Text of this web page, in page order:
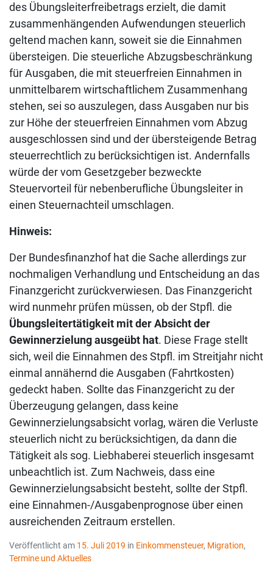
des Übungsleiterfreibetrags erzielt, die damit
zusammenhängenden Aufwendungen steuerlich
geltend machen kann, soweit sie die Einnahmen
übersteigen. Die steuerliche Abzugsbeschränkung
für Ausgaben, die mit steuerfreien Einnahmen in
unmittelbarem wirtschaftlichem Zusammenhang
stehen, sei so auszulegen, dass Ausgaben nur bis
zur Höhe der steuerfreien Einnahmen vom Abzug
ausgeschlossen sind und der übersteigende Betrag
steuerrechtlich zu berücksichtigen ist. Andernfalls
würde der vom Gesetzgeber bezweckte
Steuervorteil für nebenberufliche Übungsleiter in
einen Steuernachteil umschlagen.
Hinweis:
Der Bundesfinanzhof hat die Sache allerdings zur
nochmaligen Verhandlung und Entscheidung an das
Finanzgericht zurückverwiesen. Das Finanzgericht
wird nunmehr prüfen müssen, ob der Stpfl. die
Übungsleitertätigkeit mit der Absicht der
Gewinnerzielung ausgeübt hat. Diese Frage stellt
sich, weil die Einnahmen des Stpfl. im Streitjahr nicht
einmal annähernd die Ausgaben (Fahrtkosten)
gedeckt haben. Sollte das Finanzgericht zu der
Überzeugung gelangen, dass keine
Gewinnerzielungsabsicht vorlag, wären die Verluste
steuerlich nicht zu berücksichtigen, da dann die
Tätigkeit als sog. Liebhaberei steuerlich insgesamt
unbeachtlich ist. Zum Nachweis, dass eine
Gewinnerzielungsabsicht besteht, sollte der Stpfl.
eine Einnahmen-/Ausgabenprognose über einen
ausreichenden Zeitraum erstellen.
Veröffentlicht am 15. Juli 2019 in Einkommensteuer, Migration,
Termine und Aktuelles